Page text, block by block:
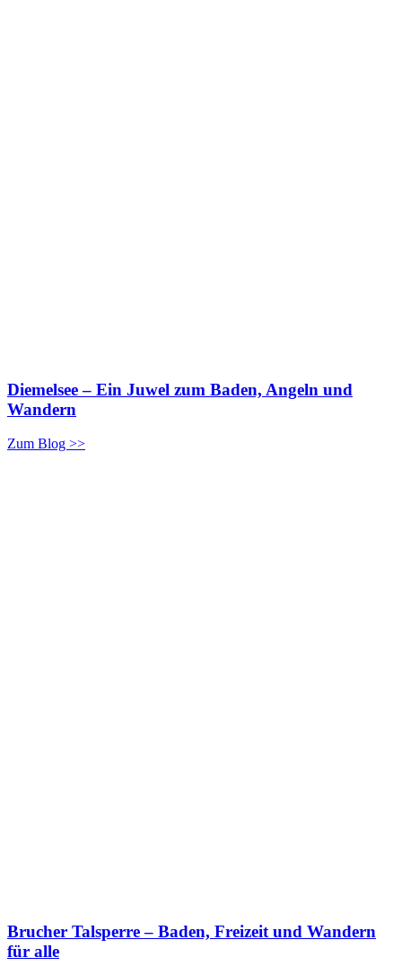
Diemelsee – Ein Juwel zum Baden, Angeln und
Wandern
Zum Blog >>
Brucher Talsperre – Baden, Freizeit und Wandern
für alle